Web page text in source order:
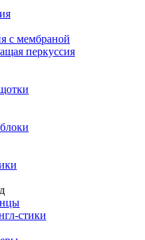
с мембраной
перкуссия
стики